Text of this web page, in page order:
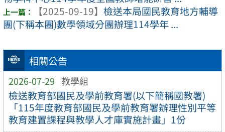
相關公告
2026-07-29 教學組
檢送教育部國民及學前教育署(以下簡稱國教署)
「115年度教育部國民及學前教育署辦理性別平等
教育建置課程與教學人才庫實施計畫」1份
【2025-09-19】 檢送本局國民教育地方輔導
團(下稱本團)數學領域分團辦理114學年 ...